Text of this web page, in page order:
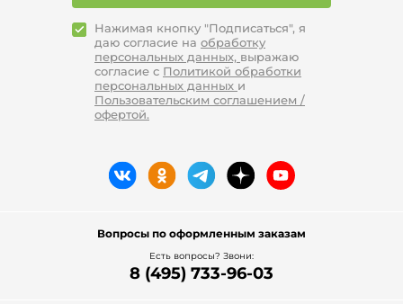
Нажимая кнопку "Подписаться", я
даю согласие на обработку
персональных данных, выражаю
согласие с Политикой обработки
персональных данных и
Пользовательским соглашением /
офертой.
Вопросы по оформленным заказам
Есть вопросы? Звони:
8 (495) 733-96-03